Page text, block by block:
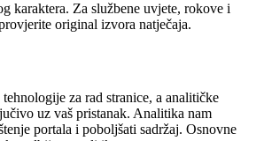
karaktera. Za službene uvjete, rokove i
original izvora natječaja.
za rad stranice, a analitičke
uz vaš pristanak. Analitika nam
portala i poboljšati sadržaj. Osnovne